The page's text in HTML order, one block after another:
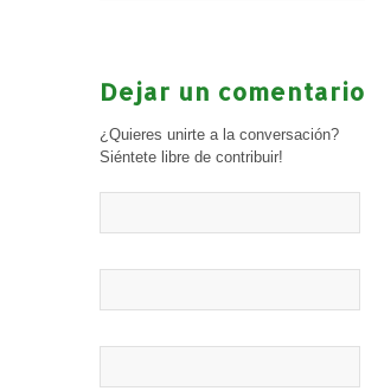
Dejar un comentario
¿Quieres unirte a la conversación?
Siéntete libre de contribuir!